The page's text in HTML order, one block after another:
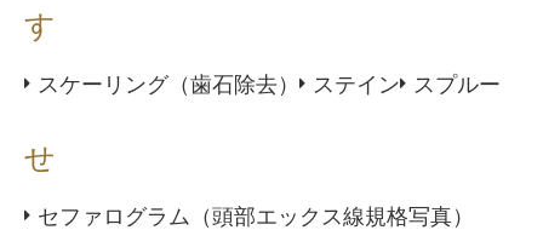
す
スケーリング（歯石除去） ステイン スプルー
せ
セファログラム（頭部エックス線規格写真）